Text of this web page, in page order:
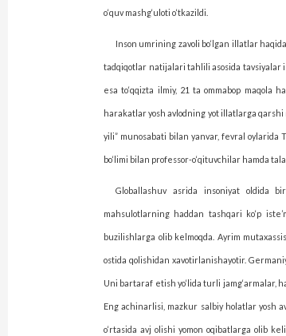
o‘quv mashg‘uloti o‘tkazildi.
Inson umrining zavoli bo‘lgan illatlar
tadqiqotlar natijalari tahlili asosida tavsiya­lar
esa to‘qqizta ilmiy, 21 ta ommabop maqola
harakatlar yosh avlodning yot illatlarga qarshi
yili” munosabati bilan yanvar, fevral oylarida
bo‘limi bilan professor-o‘qituvchilar hamda
Globallashuv asrida insoniyat oldida
mahsulotlarning haddan tashqari ko‘p
buzilishlarga olib kelmoqda. Ayrim
ostida qolishidan xavotirlanishayotir.
Uni bartaraf etish yo‘lida turli jam­g‘armalar,
Eng achinarlisi, mazkur salbiy holatlar yosh
o‘rtasida avj olishi yomon oqibatlarga olib